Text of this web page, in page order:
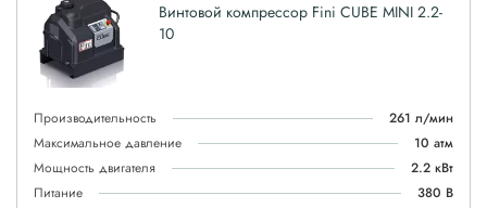
Винтовой компрессор Fini CUBE MINI 2.2-
10
Производительность
261 л/мин
Максимальное давление
10 атм
Мощность двигателя
2.2 кВт
Питание
380 В